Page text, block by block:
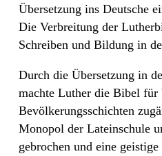
Übersetzung ins Deutsche
Die Verbreitung der
Schreiben und Bildung in
Durch die Übersetzung in
machte Luther die Bibel für
Bevölkerungsschichten
Monopol der Lateinschule
gebrochen und eine